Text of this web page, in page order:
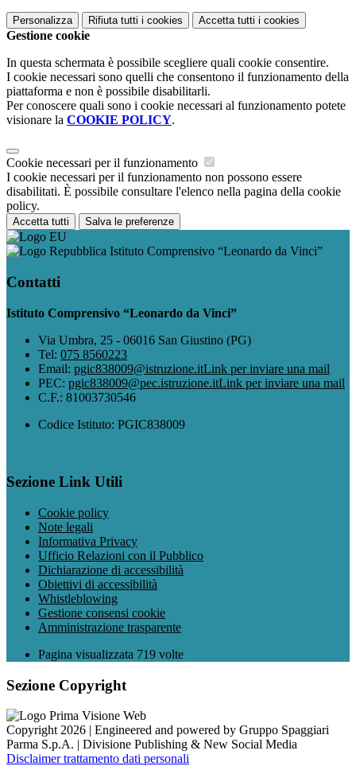
Personalizza Rifiuta tutti i cookies Accetta tutti i cookies
Gestione cookie
In questa schermata è possibile scegliere quali cookie consentire.
I cookie necessari sono quelli che consentono il funzionamento della
piattaforma e non è possibile disabilitarli.
Per conoscere quali sono i cookie necessari al funzionamento potete
visionare la COOKIE POLICY.
Cookie necessari per il funzionamento
I cookie necessari per il funzionamento non possono essere
disabilitati. È possibile consultare l'elenco nella pagina della cookie
policy.
Accetta tutti Salva le preferenze
Istituto Comprensivo “Leonardo da Vinci”
Contatti
Istituto Comprensivo “Leonardo da Vinci”
Via Umbra, 25 - 06016 San Giustino (PG)
Tel: 075 8560223
Email: pgic838009@istruzione.itLink per inviare una mail
PEC: pgic838009@pec.istruzione.itLink per inviare una mail
C.F.: 81003730546
Codice Istituto: PGIC838009
Sezione Link Utili
Cookie policy
Note legali
Informativa Privacy
Ufficio Relazioni con il Pubblico
Dichiarazione di accessibilità
Obiettivi di accessibilità
Whistleblowing
Gestione consensi cookie
Amministrazione trasparente
Pagina visualizzata 719 volte
Sezione Copyright
Copyright 2026 | Engineered and powered by Gruppo Spaggiari
Parma S.p.A. | Divisione Publishing & New Social Media
Disclaimer trattamento dati personali